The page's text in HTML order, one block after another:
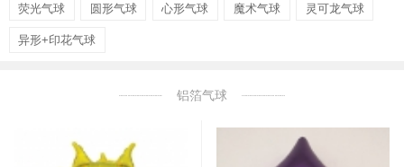
荧光气球 圆形气球 心形气球 魔术气球 灵可龙气球
异形+印花气球
铝箔气球